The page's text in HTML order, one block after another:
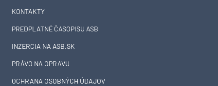
KONTAKTY
PREDPLATNÉ ČASOPISU ASB
INZERCIA NA ASB.SK
PRÁVO NA OPRAVU
OCHRANA OSOBNÝCH ÚDAJOV